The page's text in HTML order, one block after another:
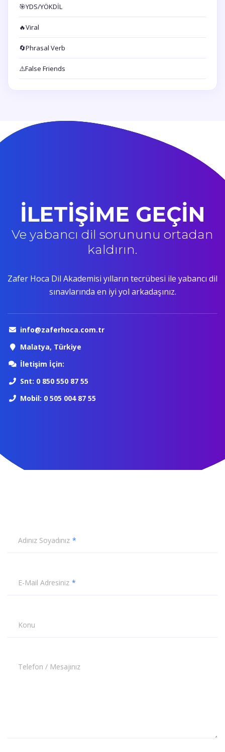
🎯YDS/YÖKDİL
🔥Viral
🔄Phrasal Verb
⚠️False Friends
İLETİŞİME GEÇİN
Ve yabancı dil sorununu ortadan
kaldırın.
Zafer Hoca Dil Akademisi yılların tecrübesi ile yabancı dil
sınavlarında en iyi yol arkadaşınız.
info@zaferhoca.com.tr
Malatya, Türkiye
İletişim İçin:
Snt: 0 850 550 87 55
Mobil: 0 505 004 87 55
Adınız Soyadınız
E-Mail Adresiniz
Konu
Telefon / Mesajınız